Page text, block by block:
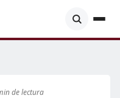
de lectura